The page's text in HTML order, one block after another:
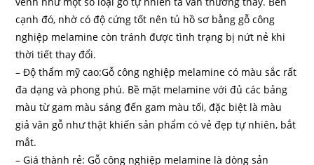
cạnh đó, nhờ có độ cứng tốt nên tủ hồ sơ bằng gỗ công
nghiệp melamine còn tránh được tình trạng bị nứt nẻ khi
thời tiết thay đổi.
– Độ thẩm mỹ cao:Gỗ công nghiệp melamine có màu sắc rất
đa dạng và phong phú. Bề mặt melamine với đủ các bảng
màu từ gam màu sáng đến gam màu tối, đặc biệt là màu
giả vân gỗ như thật khiến sản phẩm có vẻ đẹp tự nhiên, bắt
mắt.
– Giá thành rẻ: Gỗ công nghiệp melamine là dòng sản